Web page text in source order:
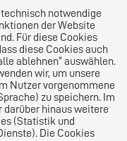
mit dem
den uns
dienen zu können.
notwendige
der Website
Für diese Cookies
diese Cookies auch
ablehnen“ auswählen.
wir, um unsere
Nutzer vorgenommene
zu speichern. Im
darüber hinaus weitere
(Statistik und
Die Cookies